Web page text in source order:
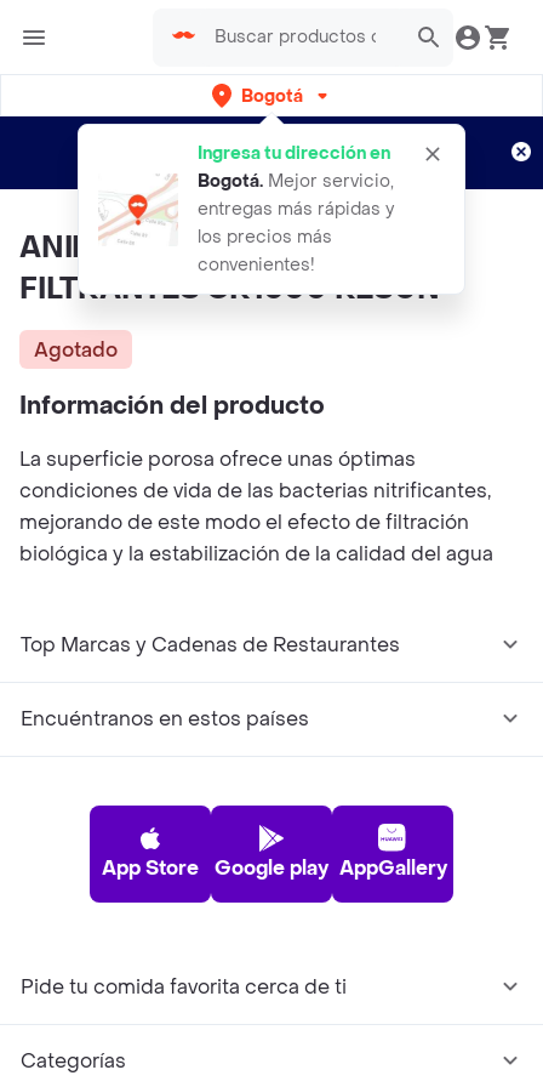
Bogotá
Ingresa tu dirección en
Bogotá. Mejor servicio,
entregas más rápidas y
los precios más
convenientes!
envíos gratis por semanas
Aplican TyC
ANILLOS DE CERAMICA
FILTRANTES CR1000 RESUN
Agotado
Información del producto
La superficie porosa ofrece unas óptimas
condiciones de vida de las bacterias nitrificantes,
mejorando de este modo el efecto de filtración
biológica y la estabilización de la calidad del agua
Top Marcas y Cadenas de Restaurantes
Encuéntranos en estos países
App Store Google play AppGallery
Pide tu comida favorita cerca de ti
Categorías